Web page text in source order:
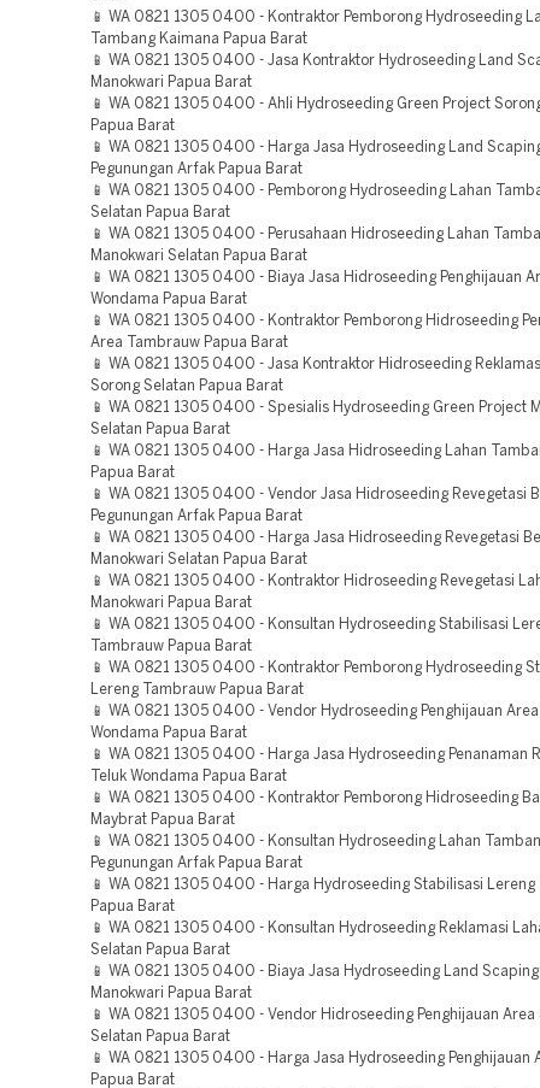
📱 WA 0821 1305 0400 - Kontraktor Pemborong Hydroseeding
Tambang Kaimana Papua Barat
📱 WA 0821 1305 0400 - Jasa Kontraktor Hydroseeding Land
Manokwari Papua Barat
📱 WA 0821 1305 0400 - Ahli Hydroseeding Green Project
Papua Barat
📱 WA 0821 1305 0400 - Harga Jasa Hydroseeding Land
Pegunungan Arfak Papua Barat
📱 WA 0821 1305 0400 - Pemborong Hydroseeding Lahan
Selatan Papua Barat
📱 WA 0821 1305 0400 - Perusahaan Hidroseeding Lahan
Manokwari Selatan Papua Barat
📱 WA 0821 1305 0400 - Biaya Jasa Hidroseeding Penghijauan
Wondama Papua Barat
📱 WA 0821 1305 0400 - Kontraktor Pemborong Hidroseeding
Area Tambrauw Papua Barat
📱 WA 0821 1305 0400 - Jasa Kontraktor Hidroseeding
Sorong Selatan Papua Barat
📱 WA 0821 1305 0400 - Spesialis Hydroseeding Green Project
Selatan Papua Barat
📱 WA 0821 1305 0400 - Harga Jasa Hidroseeding Lahan
Papua Barat
📱 WA 0821 1305 0400 - Vendor Jasa Hidroseeding Revegetasi
Pegunungan Arfak Papua Barat
📱 WA 0821 1305 0400 - Harga Jasa Hidroseeding Revegetasi
Manokwari Selatan Papua Barat
📱 WA 0821 1305 0400 - Kontraktor Hidroseeding Revegetasi
Manokwari Papua Barat
📱 WA 0821 1305 0400 - Konsultan Hydroseeding Stabilisasi
Tambrauw Papua Barat
📱 WA 0821 1305 0400 - Kontraktor Pemborong Hydroseeding
Lereng Tambrauw Papua Barat
📱 WA 0821 1305 0400 - Vendor Hydroseeding Penghijauan Area
Wondama Papua Barat
📱 WA 0821 1305 0400 - Harga Jasa Hydroseeding Penanaman
Teluk Wondama Papua Barat
📱 WA 0821 1305 0400 - Kontraktor Pemborong Hidroseeding
Maybrat Papua Barat
📱 WA 0821 1305 0400 - Konsultan Hydroseeding Lahan
Pegunungan Arfak Papua Barat
📱 WA 0821 1305 0400 - Harga Hydroseeding Stabilisasi Lereng
Papua Barat
📱 WA 0821 1305 0400 - Konsultan Hydroseeding Reklamasi
Selatan Papua Barat
📱 WA 0821 1305 0400 - Biaya Jasa Hydroseeding Land
Manokwari Papua Barat
📱 WA 0821 1305 0400 - Vendor Hidroseeding Penghijauan Area
Selatan Papua Barat
📱 WA 0821 1305 0400 - Harga Jasa Hydroseeding Penghijauan
Papua Barat